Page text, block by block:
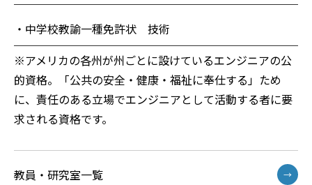
・中学校教諭一種免許状 技術
※アメリカの各州が州ごとに設けているエンジニアの公
的資格。「公共の安全・健康・福祉に奉仕する」ため
に、責任のある立場でエンジニアとして活動する者に要
求される資格です。
教員・研究室一覧 →